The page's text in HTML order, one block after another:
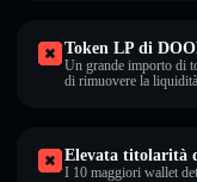
Token LP di
Un grande importo di
di rimuovere la
Elevata titolarità
I 10 maggiori wallet